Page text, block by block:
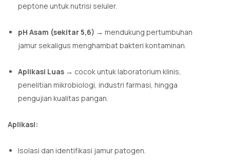
peptone untuk nutrisi seluler.
pH Asam (sekitar 5,6) → mendukung pertumbuhan
jamur sekaligus menghambat bakteri kontaminan.
Aplikasi Luas → cocok untuk laboratorium klinis,
penelitian mikrobiologi, industri farmasi, hingga
pengujian kualitas pangan.
Aplikasi:
Isolasi dan identifikasi jamur patogen.